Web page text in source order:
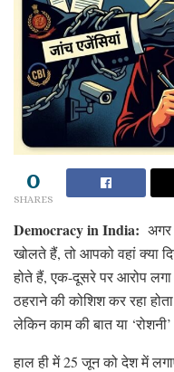
0
SHARES
Democracy in India: अगर
खोलते हैं, तो आपको वहां क्या
होते हैं, एक-दूसरे पर आरोप
ठहराने की कोशिश कर रहा
लेकिन काम की बात या
हाल ही में 25 जून को देश में